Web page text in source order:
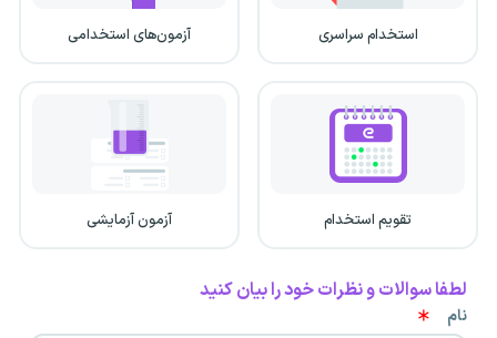
استخدام سراسری آزمون‌های استخدامی
تقویم استخدام آزمون آزمایشی
لطفا سوالات و نظرات خود را بیان کنید
نام